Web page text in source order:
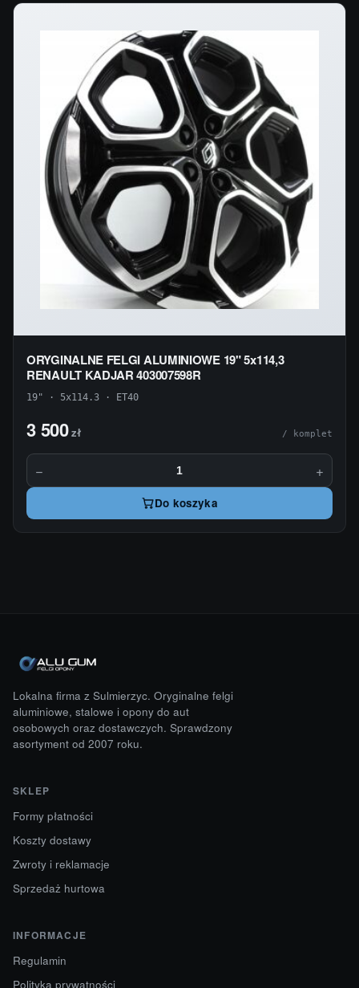
ORYGINALNE FELGI ALUMINIOWE 19" 5x114,3
RENAULT KADJAR 403007598R
19" · 5x114.3 · ET40
3 500zł / komplet
− +
Do koszyka
Lokalna firma z Sulmierzyc. Oryginalne felgi
aluminiowe, stalowe i opony do aut
osobowych oraz dostawczych. Sprawdzony
asortyment od 2007 roku.
SKLEP
Formy płatności
Koszty dostawy
Zwroty i reklamacje
Sprzedaż hurtowa
INFORMACJE
Regulamin
Polityka prywatności